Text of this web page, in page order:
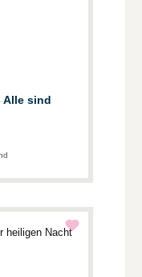
Alle sind